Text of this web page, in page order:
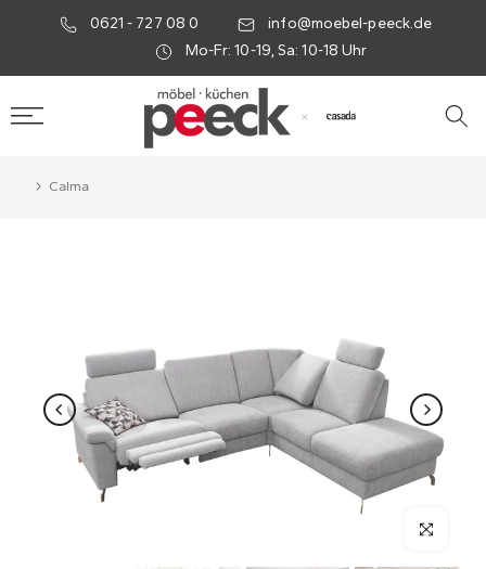
0621 - 727 08 0
info@moebel-peeck.de
Mo-Fr: 10-19, Sa: 10-18 Uhr
×
Calma